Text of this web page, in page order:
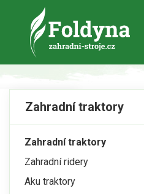
Zahradní traktory
Zahradní traktory
Zahradní ridery
Aku traktory